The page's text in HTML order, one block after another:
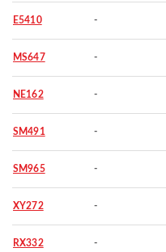
E5410 -
MS647 -
NE162 -
SM491 -
SM965 -
XY272 -
RX332 -